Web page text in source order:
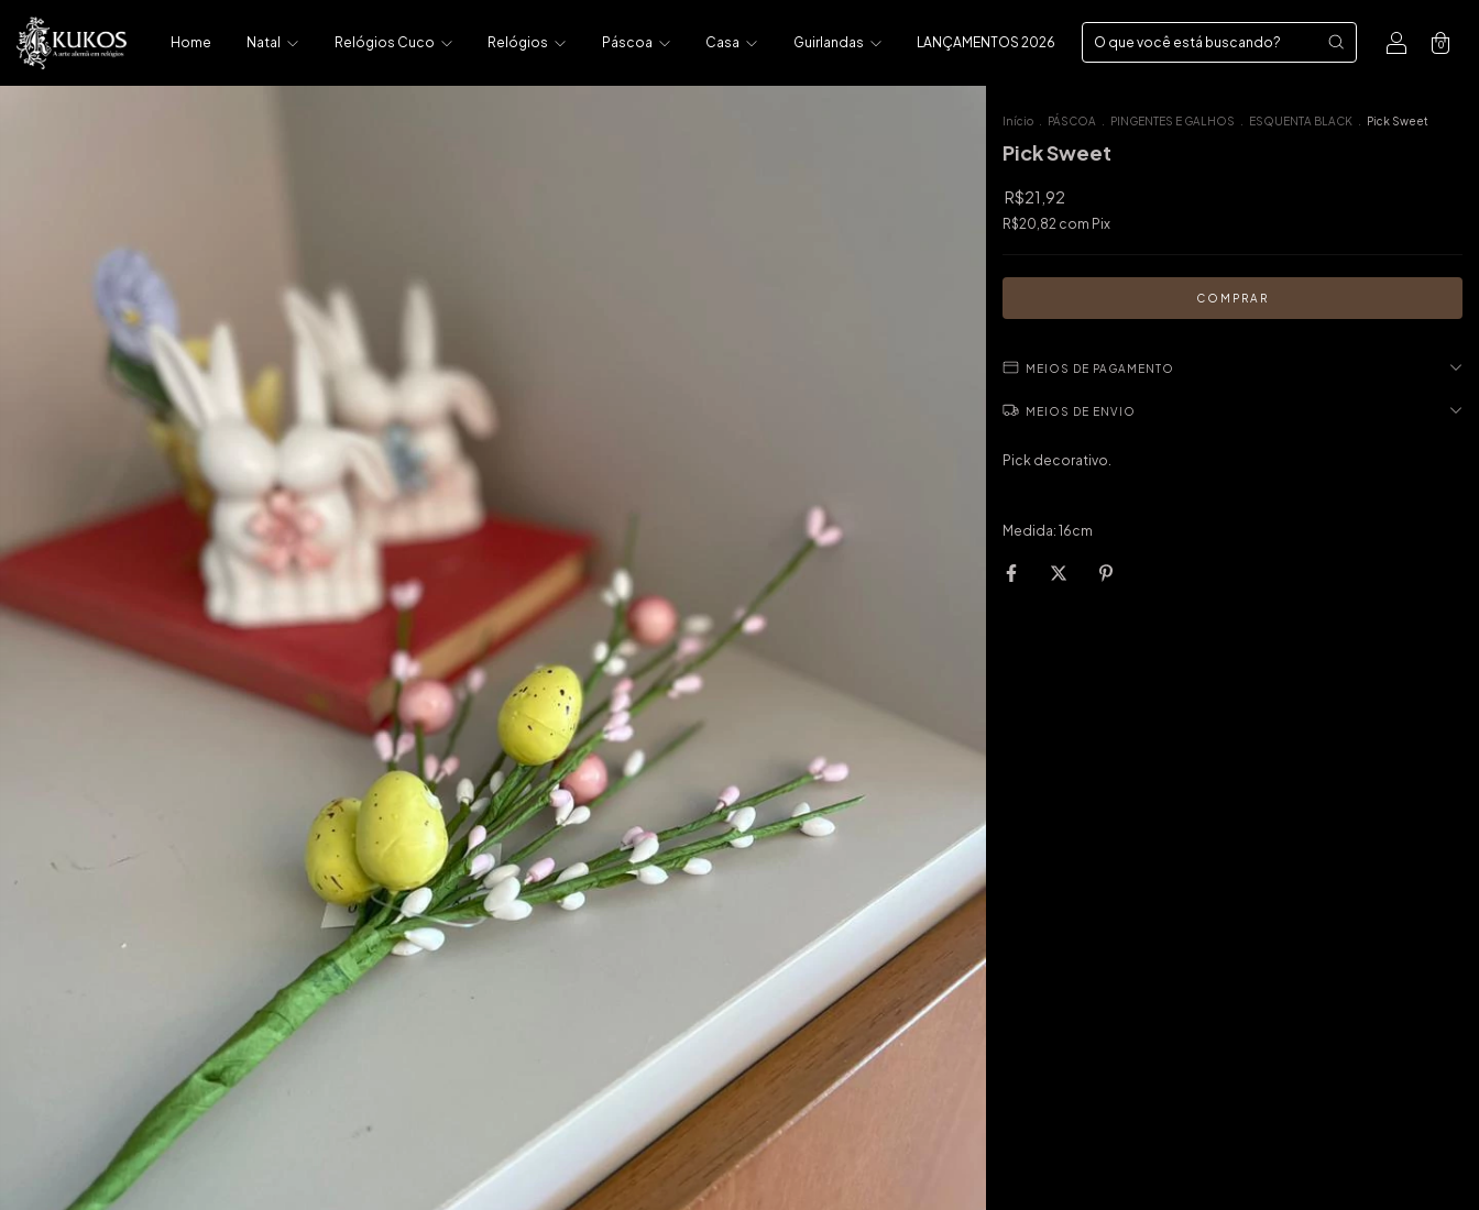
Home Natal Relógios Cuco Relógios Páscoa Casa Guirlandas LANÇAMENTOS 2026 0
Início PÁSCOA PINGENTES E GALHOS ESQUENTA BLACK Pick Sweet
Pick Sweet
R$21,92
R$20,82 com Pix
MEIOS DE PAGAMENTO
MEIOS DE ENVIO
Pick decorativo.
Medida: 16cm